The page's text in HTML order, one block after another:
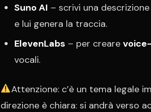
Suno AI – scrivi una
e lui genera la traccia.
ElevenLabs – per creare
vocali.
Attenzione: c’è un tema legale
direzione è chiara: si andrà verso